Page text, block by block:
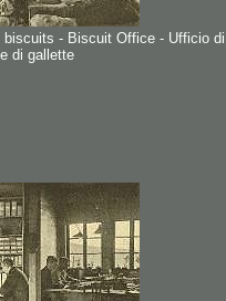
biscuits - Biscuit Office - Ufficio di
di gallette